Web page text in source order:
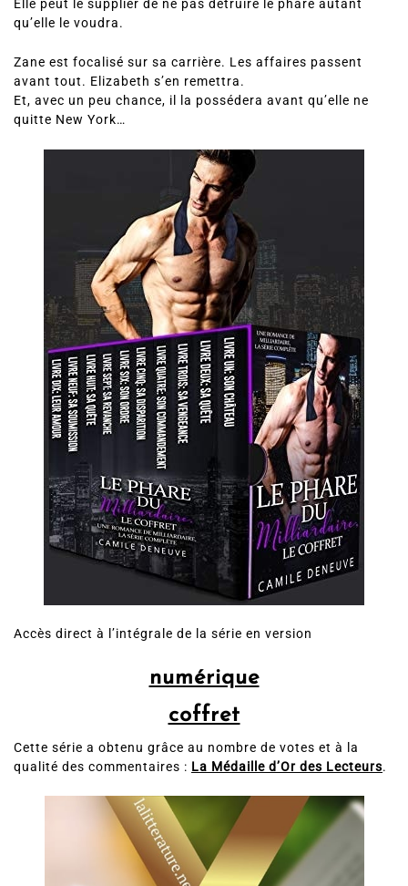
Elle peut le supplier de ne pas détruire le phare autant
qu’elle le voudra.
Zane est focalisé sur sa carrière. Les affaires passent
avant tout. Elizabeth s’en remettra.
Et, avec un peu chance, il la possédera avant qu’elle ne
quitte New York…
Accès direct à l’intégrale de la série en version
numérique
coffret
Cette série a obtenu grâce au nombre de votes et à la
qualité des commentaires : La Médaille d’Or des Lecteurs.